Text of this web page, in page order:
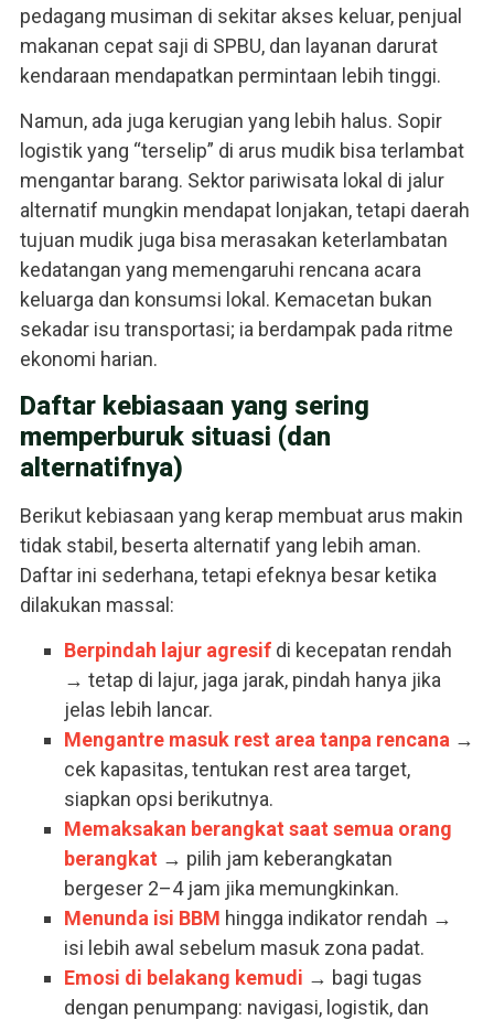
pedagang musiman di sekitar akses keluar, penjual
makanan cepat saji di SPBU, dan layanan darurat
kendaraan mendapatkan permintaan lebih tinggi.
Namun, ada juga kerugian yang lebih halus. Sopir
logistik yang “terselip” di arus mudik bisa terlambat
mengantar barang. Sektor pariwisata lokal di jalur
alternatif mungkin mendapat lonjakan, tetapi daerah
tujuan mudik juga bisa merasakan keterlambatan
kedatangan yang memengaruhi rencana acara
keluarga dan konsumsi lokal. Kemacetan bukan
sekadar isu transportasi; ia berdampak pada ritme
ekonomi harian.
Daftar kebiasaan yang sering
memperburuk situasi (dan
alternatifnya)
Berikut kebiasaan yang kerap membuat arus makin
tidak stabil, beserta alternatif yang lebih aman.
Daftar ini sederhana, tetapi efeknya besar ketika
dilakukan massal:
Berpindah lajur agresif di kecepatan rendah
→ tetap di lajur, jaga jarak, pindah hanya jika
jelas lebih lancar.
Mengantre masuk rest area tanpa rencana →
cek kapasitas, tentukan rest area target,
siapkan opsi berikutnya.
Memaksakan berangkat saat semua orang
berangkat → pilih jam keberangkatan
bergeser 2–4 jam jika memungkinkan.
Menunda isi BBM hingga indikator rendah →
isi lebih awal sebelum masuk zona padat.
Emosi di belakang kemudi → bagi tugas
dengan penumpang: navigasi, logistik, dan